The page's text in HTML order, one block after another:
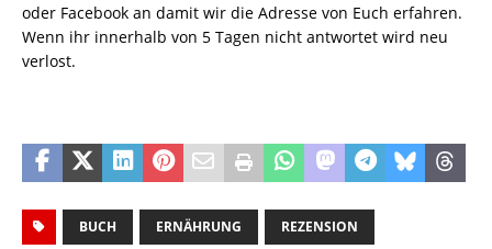
oder Facebook an damit wir die Adresse von Euch erfahren.
Wenn ihr innerhalb von 5 Tagen nicht antwortet wird neu
verlost.
BUCH ERNÄHRUNG REZENSION